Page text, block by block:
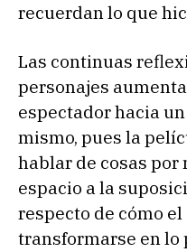
recuerdan lo que
Las continuas
personajes
espectador hacia
mismo, pues la
hablar de cosas por
espacio a la
respecto de cómo
transformarse en lo